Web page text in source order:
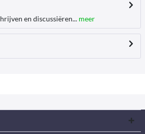
en discussiëren... meer